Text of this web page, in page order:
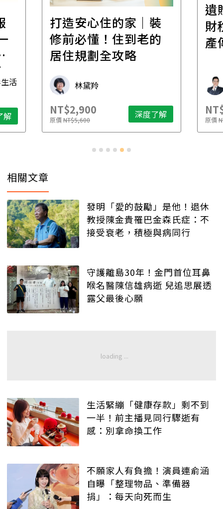
活
解
打造安心住的家｜裝
修前必懂！住到老的
居住規劃全攻略
林黛羚
NT$2,900
原價NT$5,600 深度了解
遺
財
產
原價
相關文章
發明「愛的鼓勵」是他！退休
教授陳金貴罹巴金森氏症：不
接受衰老，積極與病同行
守護離島30年！金門首位耳鼻
喉名醫陳信雄病逝 兒追思展透
露父最後心願
生活緊繃「健康存款」剩不到
一半！前主播見同行驟逝有
感：別拿命換工作
不願家人有負擔！演員連俞涵
自曝「整理物品、準備器
捐」：每天向死而生